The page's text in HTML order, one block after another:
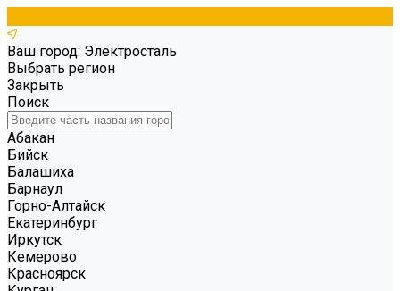
Ваш город: Электросталь
Выбрать регион
Закрыть
Поиск
Абакан
Бийск
Балашиха
Барнаул
Горно-Алтайск
Екатеринбург
Иркутск
Кемерово
Красноярск